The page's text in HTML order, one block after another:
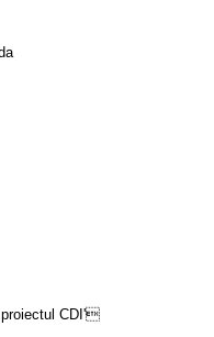
proiectul CDI'